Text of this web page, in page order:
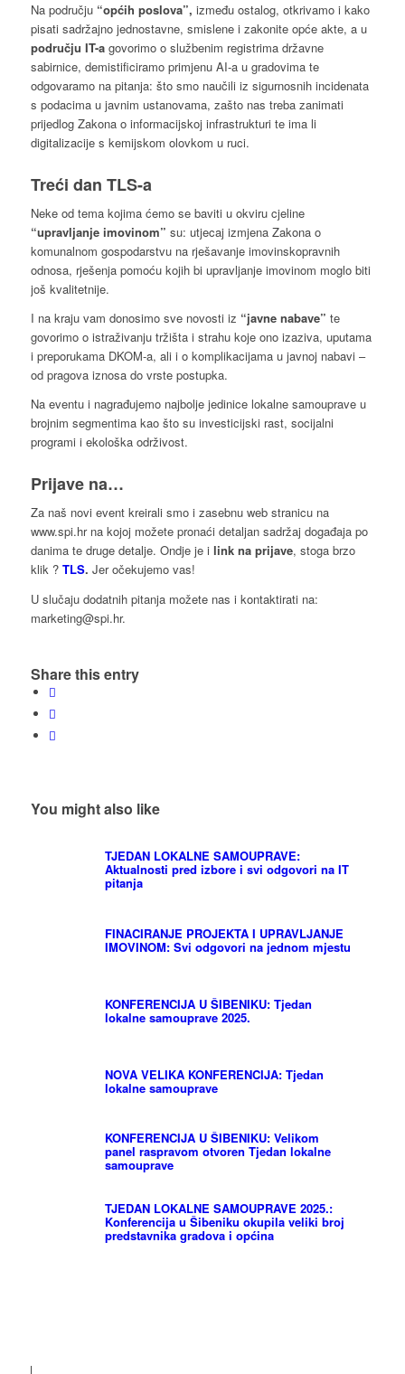
Na području “općih poslova”, između ostalog, otkrivamo i kako
pisati sadržajno jednostavne, smislene i zakonite opće akte, a u
području IT-agovorimo o službenim registrima državne
sabirnice, demistificiramo primjenu AI-a u gradovima te
odgovaramo na pitanja: što smo naučili iz sigurnosnih incidenata
s podacima u javnim ustanovama, zašto nas treba zanimati
prijedlog Zakona o informacijskoj infrastrukturi te ima li
digitalizacije s kemijskom olovkom u ruci.
Treći dan TLS-a
Neke od tema kojima ćemo se baviti u okviru cjeline
“upravljanje imovinom” su: utjecaj izmjena Zakona o
komunalnom gospodarstvu na rješavanje imovinskopravnih
odnosa, rješenja pomoću kojih bi upravljanje imovinom moglo biti
još kvalitetnije.
I na kraju vam donosimo sve novosti iz “javne nabave” te
govorimo o istraživanju tržišta i strahu koje ono izaziva, uputama
i preporukama DKOM-a, ali i o komplikacijama u javnoj nabavi –
od pragova iznosa do vrste postupka.
Na eventu i nagrađujemo najbolje jedinice lokalne samouprave u
brojnim segmentima kao što su investicijski rast, socijalni
programi i ekološka održivost.
Prijave na…
Za naš novi event kreirali smo i zasebnu web stranicu na
www.spi.hr na kojoj možete pronaći detaljan sadržaj događaja po
danima te druge detalje. Ondje je i link na prijave, stoga brzo
klik ? TLS. Jer očekujemo vas!
U slučaju dodatnih pitanja možete nas i kontaktirati na:
marketing@spi.hr.
Share this entry
You might also like
TJEDAN LOKALNE SAMOUPRAVE:
Aktualnosti pred izbore i svi odgovori na IT
pitanja
FINACIRANJE PROJEKTA I UPRAVLJANJE
IMOVINOM: Svi odgovori na jednom mjestu
KONFERENCIJA U ŠIBENIKU: Tjedan
lokalne samouprave 2025.
NOVA VELIKA KONFERENCIJA: Tjedan
lokalne samouprave
KONFERENCIJA U ŠIBENIKU: Velikom
panel raspravom otvoren Tjedan lokalne
samouprave
TJEDAN LOKALNE SAMOUPRAVE 2025.:
Konferencija u Šibeniku okupila veliki broj
predstavnika gradova i općina